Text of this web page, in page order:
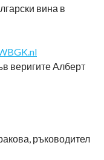
вина в
веригите Алберт
ръководител